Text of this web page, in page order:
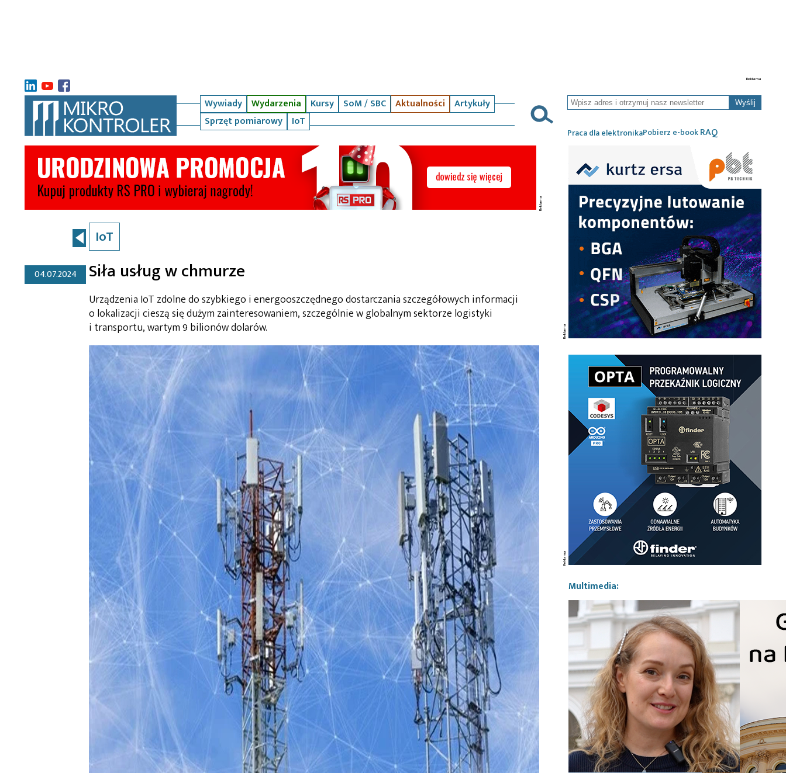
Wywiady Wydarzenia Kursy SoM / SBC Aktualności
Artykuły
Sprzęt pomiarowy
IoT
Wyślij
Praca dla elektronikaPobierz e-bookRAQ
IoT
04.07.2024 Siła usług w chmurze
Urządzenia IoT zdolne do szybkiego i energooszczędnego dostarczania szczegółowych informacji
o lokalizacji cieszą się dużym zainteresowaniem, szczególnie w globalnym sektorze logistyki
i transportu, wartym 9 bilionów dolarów.
Multimedia: